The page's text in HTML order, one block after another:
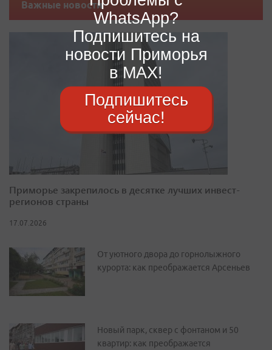
Важные новости
Приморье закрепилось в десятке лучших инвест-
регионов страны
17.07.2026
От уютного двора до горнолыжного
курорта: как преображается Арсеньев
Новый парк, сквер с фонтаном и 50
квартир: как преображается
WhatsApp?
Подпишитесь на
новости Приморья
в MAX!
Подпишитесь
сейчас!